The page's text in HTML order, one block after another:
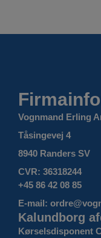
Vognmand Erling
Tåsingevej 4
8940 Randers SV
CVR: 36318244
+45 86 42 08 85
E-mail:
Kalundborg
Kørselsdisponent